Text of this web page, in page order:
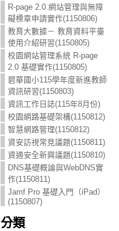
R-page 2.0 網站管理與無障
礙標章申請實作(1150806)
教育大數據－ 教育資料平臺
使用介紹研習(1150805)
校園網站管理系統 R-page
2.0 基礎實作(1150805)
碧華國小115學年度新進教師
資訊研習(1150803)
資訊工作日誌(115年8月份)
校園網路基礎架構(1150812)
智慧網路管理(1150812)
資安訪視常見議題(1150811)
資通安全新興議題(1150810)
DNS基礎概論與WebDNS實
作(1150811)
Jamf Pro 基礎入門（iPad）
(1150807)
分類